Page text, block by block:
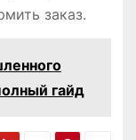
заказ․
гайд